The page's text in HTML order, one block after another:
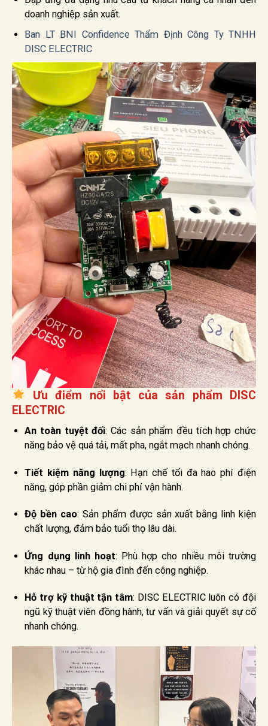
doanh nghiệp sản xuất.
Ban LT BNI Confidence Thẩm Định Công Ty TNHH
DISC ELECTRIC
Ưu điểm nổi bật của sản phẩm DISC
ELECTRIC
An toàn tuyệt đối: Các sản phẩm đều tích hợp chức
năng bảo vệ quá tải, mất pha, ngắt mạch nhanh chóng.
Tiết kiệm năng lượng: Hạn chế tối đa hao phí điện
năng, góp phần giảm chi phí vận hành.
Độ bền cao: Sản phẩm được sản xuất bằng linh kiện
chất lượng, đảm bảo tuổi thọ lâu dài.
Ứng dụng linh hoạt: Phù hợp cho nhiều môi trường
khác nhau – từ hộ gia đình đến công nghiệp.
Hỗ trợ kỹ thuật tận tâm: DISC ELECTRIC luôn có đội
ngũ kỹ thuật viên đồng hành, tư vấn và giải quyết sự cố
nhanh chóng.